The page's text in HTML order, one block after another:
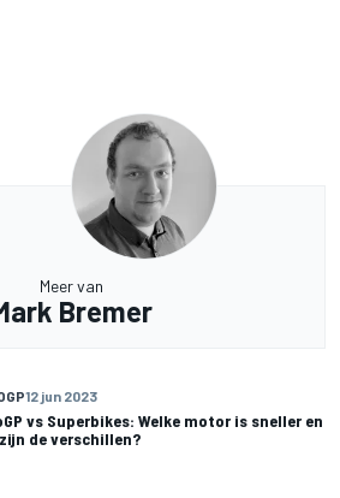
Meer van
Bremer
12 jun 2023
vs Superbikes: Welke motor is sneller en
de verschillen?